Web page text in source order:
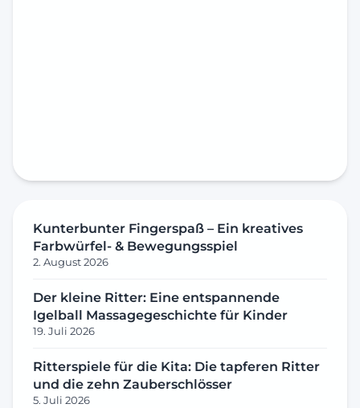
Kunterbunter Fingerspaß – Ein kreatives
Farbwürfel- & Bewegungsspiel
2. August 2026
Der kleine Ritter: Eine entspannende
Igelball Massagegeschichte für Kinder
19. Juli 2026
Ritterspiele für die Kita: Die tapferen Ritter
und die zehn Zauberschlösser
5. Juli 2026